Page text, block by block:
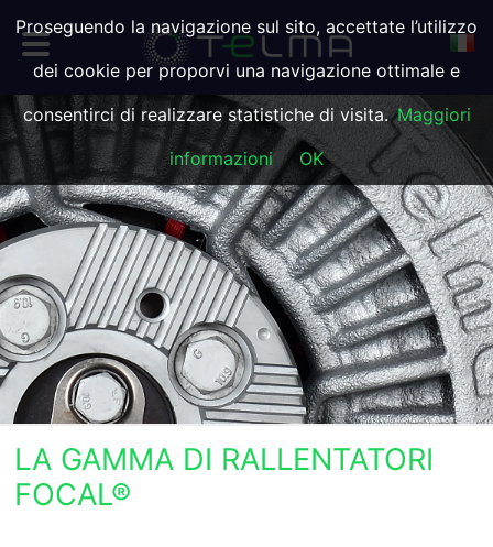
LA GAMMA DI RALLENTATORI
FOCAL®
Proseguendo la navigazione sul sito, accettate l’utilizzo
dei cookie per proporvi una navigazione ottimale e
consentirci di realizzare statistiche di visita. Maggiori
informazioni
OK